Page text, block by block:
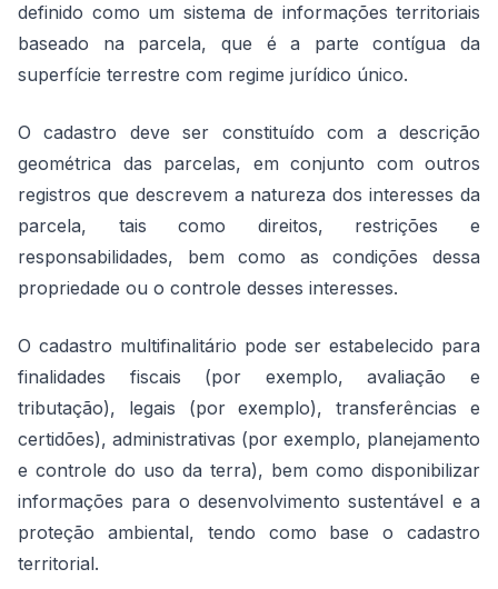
definido como um sistema de informações territoriais
baseado na parcela, que é a parte contígua da
superfície terrestre com regime jurídico único.
O cadastro deve ser constituído com a descrição
geométrica das parcelas, em conjunto com outros
registros que descrevem a natureza dos interesses da
parcela, tais como direitos, restrições e
responsabilidades, bem como as condições dessa
propriedade ou o controle desses interesses.
O cadastro multifinalitário pode ser estabelecido para
finalidades fiscais (por exemplo, avaliação e
tributação), legais (por exemplo), transferências e
certidões), administrativas (por exemplo, planejamento
e controle do uso da terra), bem como disponibilizar
informações para o desenvolvimento sustentável e a
proteção ambiental, tendo como base o cadastro
territorial.